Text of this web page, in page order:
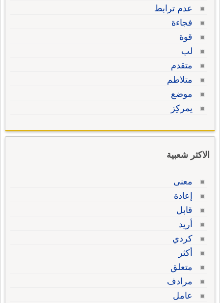
عدم ترابط
فجاءة
قوة
لب
متقدم
متلاطم
موضع
يمركِز
الاكثر شعبية
معنى
إعادة
قابل
أريد
كردي
أكثر
متعلق
مرادف
عامل